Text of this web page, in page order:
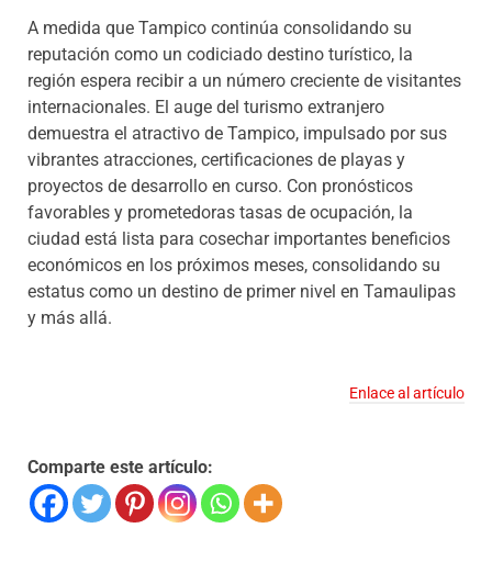
A medida que Tampico continúa consolidando su
reputación como un codiciado destino turístico, la
región espera recibir a un número creciente de visitantes
internacionales. El auge del turismo extranjero
demuestra el atractivo de Tampico, impulsado por sus
vibrantes atracciones, certificaciones de playas y
proyectos de desarrollo en curso. Con pronósticos
favorables y prometedoras tasas de ocupación, la
ciudad está lista para cosechar importantes beneficios
económicos en los próximos meses, consolidando su
estatus como un destino de primer nivel en Tamaulipas
y más allá.
Enlace al artículo
Comparte este artículo: